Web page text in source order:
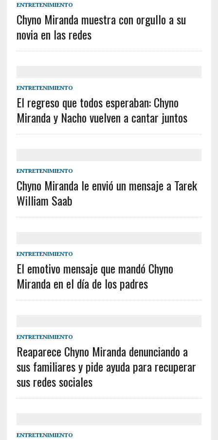
ENTRETENIMIENTO
Chyno Miranda muestra con orgullo a su
novia en las redes
ENTRETENIMIENTO
El regreso que todos esperaban: Chyno
Miranda y Nacho vuelven a cantar juntos
ENTRETENIMIENTO
Chyno Miranda le envió un mensaje a Tarek
William Saab
ENTRETENIMIENTO
El emotivo mensaje que mandó Chyno
Miranda en el día de los padres
ENTRETENIMIENTO
Reaparece Chyno Miranda denunciando a
sus familiares y pide ayuda para recuperar
sus redes sociales
ENTRETENIMIENTO